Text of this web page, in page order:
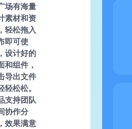
场有海量
素材和资
轻松拖入
即可使
设计好的
和组件，
导出文件
轻松松。
支持团队
协作分
效果满意